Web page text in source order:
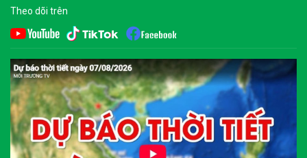
Theo dõi trên